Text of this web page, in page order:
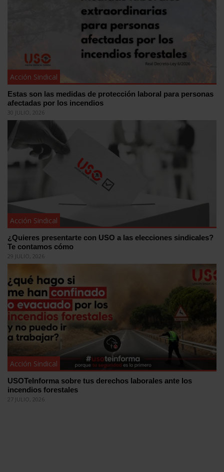
Acción Sindical
Estas son las medidas de protección laboral para personas
afectadas por los incendios
30 JULIO, 2026
Acción Sindical
¿Quieres presentarte con USO a las elecciones sindicales?
Te contamos cómo
29 JULIO, 2026
Acción Sindical
USOTeInforma sobre tus derechos laborales ante los
incendios forestales
27 JULIO, 2026